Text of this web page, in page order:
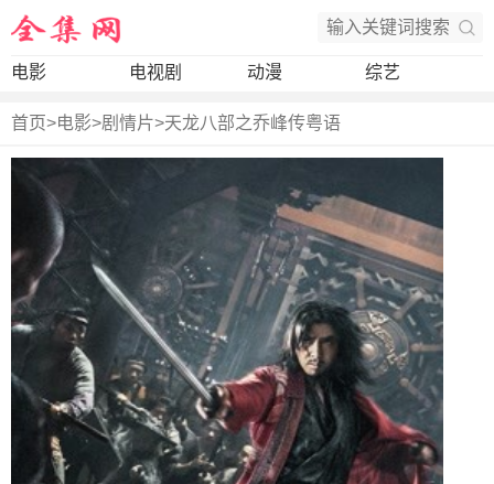
电影 电视剧 动漫 综艺
首页>电影>剧情片>天龙八部之乔峰传粤语